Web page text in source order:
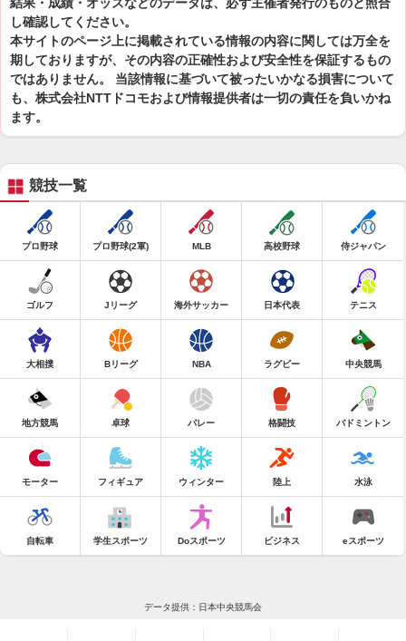
し確認してください。
本サイトのページ上に掲載されている情報の内容に関しては万全を
期しておりますが、その内容の正確性および安全性を保証するもの
ではありません。 当該情報に基づいて被ったいかなる損害について
も、株式会社NTTドコモおよび情報提供者は一切の責任を負いかね
ます。
競技一覧
プロ野球 プロ野球(2軍) MLB 高校野球 侍ジャパン
ゴルフ Jリーグ 海外サッカー 日本代表 テニス
大相撲 Bリーグ NBA ラグビー 中央競馬
地方競馬 卓球 バレー 格闘技 バドミントン
モーター フィギュア ウィンター 陸上 水泳
自転車 学生スポーツ Doスポーツ ビジネス eスポーツ
データ提供：日本中央競馬会